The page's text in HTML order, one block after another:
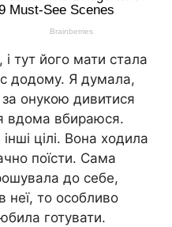
і тут його мати стала
додому. Я думала,
онукою дивитися
вдома вбираюся.
цілі. Вона ходила
поїсти. Сама
до себе,
неї, то особливо
готувати.